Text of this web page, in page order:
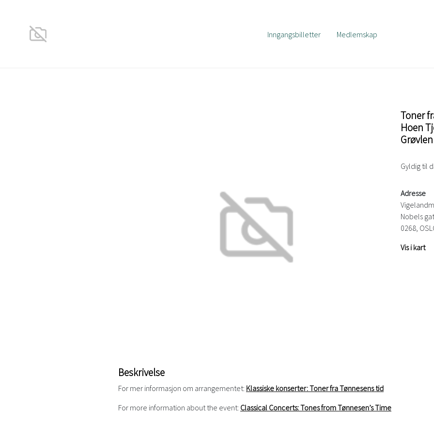
Inngangsbilletter
Medlemskap
Toner
Hoen
Grøvlen
Gyldig til
Adresse
Nobels
0268,
Vis i kart
Beskrivelse
For mer informasjon om arrangementet: Klassiske konserter: Toner fra Tønnesens tid
For more information about the event: Classical Concerts: Tones from Tønnesen’s Time